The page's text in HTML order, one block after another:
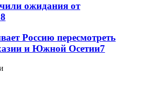
ожидания от
Россию пересмотреть
и Южной Осетии7